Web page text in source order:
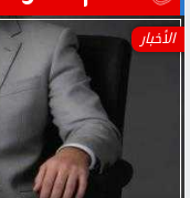
الأخبار